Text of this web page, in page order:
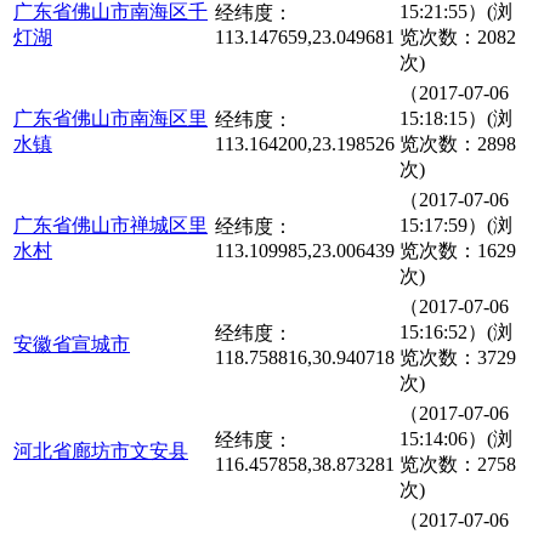
广东省佛山市南海区千
灯湖
经纬度：
113.147659,23.049681
15:21:55）(浏
览次数：2082
次)
广东省佛山市南海区里
水镇
经纬度：
113.164200,23.198526
（2017-07-06
15:18:15）(浏
览次数：2898
次)
广东省佛山市禅城区里
水村
经纬度：
113.109985,23.006439
（2017-07-06
15:17:59）(浏
览次数：1629
次)
安徽省宣城市
经纬度：
118.758816,30.940718
（2017-07-06
15:16:52）(浏
览次数：3729
次)
河北省廊坊市文安县
经纬度：
116.457858,38.873281
（2017-07-06
15:14:06）(浏
览次数：2758
次)
（2017-07-06